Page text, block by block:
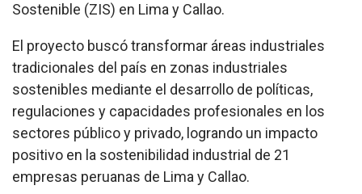
Sostenible (ZIS) en Lima y Callao.
El proyecto buscó transformar áreas industriales
tradicionales del país en zonas industriales
sostenibles mediante el desarrollo de políticas,
regulaciones y capacidades profesionales en los
sectores público y privado, logrando un impacto
positivo en la sostenibilidad industrial de 21
empresas peruanas de Lima y Callao.